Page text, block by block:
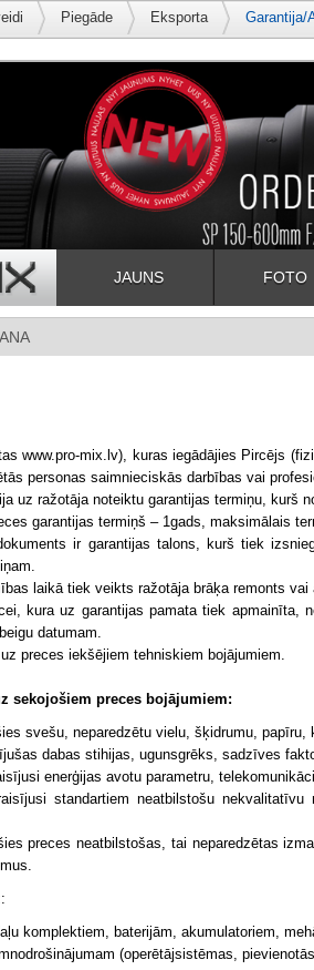
Piegāde Eksporta Garantija/
JAUNS FOTO
www.pro-mix.lv), kuras iegādājies Pircējs
personas saimnieciskās darbības vai
uz ražotāja noteiktu garantijas termiņu, kurš
garantijas termiņš – 1gads, maksimālais
ir garantijas talons, kurš tiek
laikā tiek veikts ražotāja brāķa remonts
kura uz garantijas pamata tiek
datumam.
preces iekšējiem tehniskiem bojājumiem.
sekojošiem preces bojājumiem:
svešu, neparedzētu vielu, šķidrumu,
dabas stihijas, ugunsgrēks, sadzīves
enerģijas avotu parametru,
standartiem neatbilstošu
preces neatbilstošas, tai neparedzētas
komplektiem, baterijām, akumulatoriem,
(operētājsistēmas,